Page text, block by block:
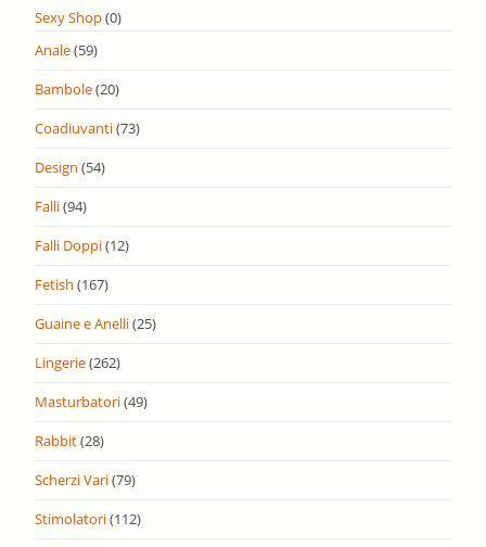
Sexy Shop(0)
Anale(59)
Bambole(20)
Coadiuvanti(73)
Design (54)
Falli(94)
Falli Doppi(12)
Fetish (167)
Guaine e Anelli(25)
Lingerie(262)
Masturbatori(49)
Rabbit(28)
Scherzi Vari(79)
Stimolatori(112)